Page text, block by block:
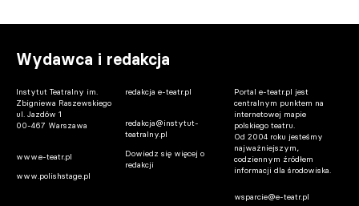
Wydawca i redakcja
Instytut Teatralny im.
Zbigniewa Raszewskiego
ul. Jazdów 1
00-467 Warszawa
www.e-teatr.pl
www.polishstage.pl
redakcja e-teatr.pl
redakcja@instytut-
teatralny.pl
Dowiedz się więcej o
redakcji
Portal e-teatr.pl jest
centralnym punktem na
internetowej mapie
polskiego teatru.
Od 2004 roku jesteśmy
najważniejszym,
codziennym źródłem
informacji dla środowiska.
wsparcie@e-teatr.pl